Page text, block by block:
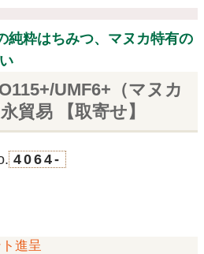
純粋はちみつ、マヌカ特有の
UMF6+（マヌカ
貿易 【取寄せ】
4064-
進呈